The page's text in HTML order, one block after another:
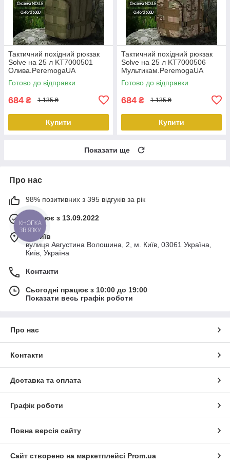
Тактичний похідний рюкзак
Solve на 25 л KT7000501
Олива.PeremogaUA
Готово до відправки
684 ₴ 1 135 ₴
Купити
Тактичний похідний рюкзак
Solve на 25 л KT7000506
Мультикам.PeremogaUA
Готово до відправки
684 ₴ 1 135 ₴
Купити
Показати ще
Про нас
98% позитивних з 395 відгуків за рік
Працює з 13.09.2022
м. Київ
вулиця Августина Волошина, 2, м. Київ, 03061 Україна,
Київ, Україна
Контакти
Сьогодні працює з 10:00 до 19:00
Показати весь графік роботи
Про нас
Контакти
Доставка та оплата
Графік роботи
Повна версія сайту
Сайт створено на маркетплейсі Prom.ua
КНОПКА
ЗВ'ЯЗКУ